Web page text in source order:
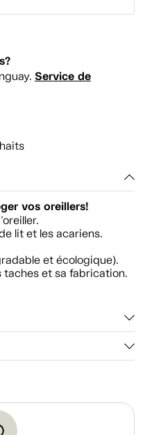
Service de
vos oreillers!
lit et les acariens.
et écologique).
taches et sa fabrication.